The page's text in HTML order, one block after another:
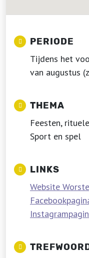
PERIODE
Tijdens het
van augustus
THEMA
Feesten,
Sport en spel
LINKS
Website